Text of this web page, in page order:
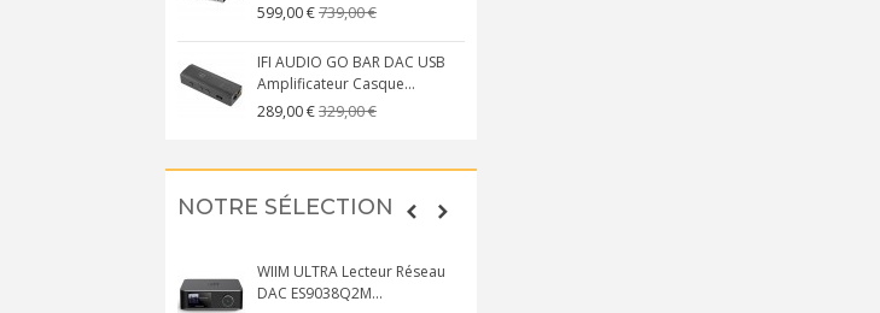
599,00 €739,00 €
IFI AUDIO GO BAR DAC USB
Amplificateur Casque...
289,00 €329,00 €
NOTRE SÉLECTION
WIIM ULTRA Lecteur Réseau
DAC ES9038Q2M...